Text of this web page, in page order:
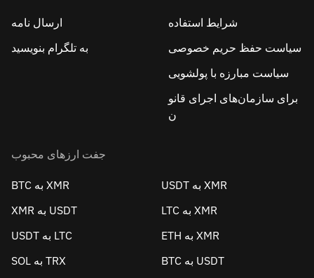
ارسال نامه
به تلگرام بنویسید
شرایط استفاده
سیاست حفظ حریم خصوصی
سیاست مبارزه با پولشویی
برای سازمان‌های اجرای قانو
ن
جفت ارزهای محبوب
BTC به XMR
USDT به XMR
XMR به USDT
LTC به XMR
USDT به LTC
ETH به XMR
SOL به TRX
BTC به USDT